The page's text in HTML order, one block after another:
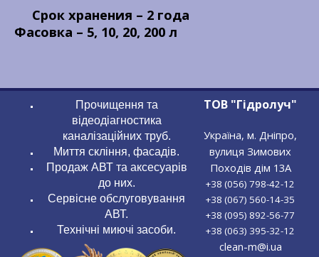
Срок хранения – 2 года
Фасовка – 5, 10, 20, 200 л
Прочищення та
відеодіагностика
каналізаційних труб.
Миття скління, фасадів.
Продаж АВТ та аксесуарів
до них.
Сервісне обслуговування
АВТ.
Технічні миючі засоби.
ТОВ "Гідролуч"
Україна, м. Дніпро,
вулиця Зимових
Походів дім 13А
+38 (056) 798-42-12
+38 (067) 560-14-35
+38 (095) 892-56-77
+38 (063) 395-32-12
clean-m@i.ua